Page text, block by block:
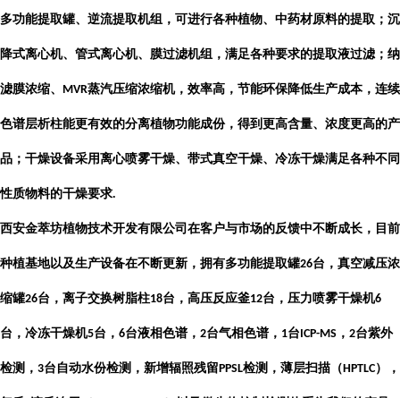
多功能提取罐、逆流提取机组，可进行各种植物、中药材原料的提取；沉
降式离心机、管式离心机、膜过滤机组，满足各种要求的提取液过滤；纳
滤膜浓缩、 MVR蒸汽压缩浓缩机，效率高，节能环保降低生产成本，连续
色谱层析柱能更有效的分离植物功能成份，得到更高含量、浓度更高的产
品；干燥设备采用离心喷雾干燥、带式真空干燥、冷冻干燥满足各种不同
性质物料的干燥要求.
西安金萃坊植物技术开发有限公司 在客户与市场的反馈中不断成长，目前
种植基地以及生产设备在不断更新，拥有多功能提取罐26台，真空减压浓
缩罐26台，离子交换树脂柱18台，高压反应釜12台，压力喷雾干燥机6
台，冷冻干燥机5台， 6台液相色谱， 2台气相色谱， 1台ICP-MS ， 2台紫外
检测， 3台自动水份检测，新增辐照残留PPSL检测，薄层扫描（HPTLC），